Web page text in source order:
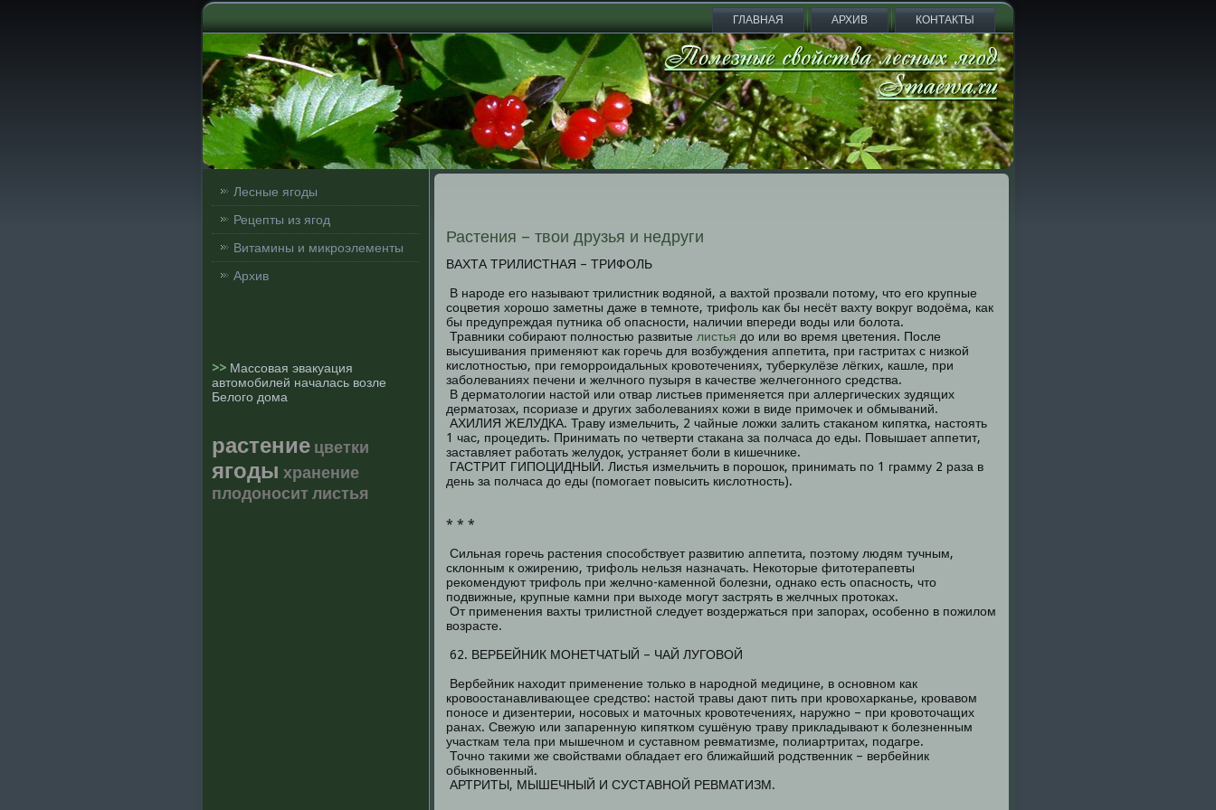
ГЛАВНАЯ АРХИВ КОНТАКТЫ
Лесные ягоды
Рецепты из ягод
Витамины и микроэлементы
Архив
>> Массовая эвакуация
автомобилей началась возле
Белого дома
растение цветки
ягоды хранение
плодоноситлистья
Растения – твои друзья и недруги
ВАХТА ТРИЛИСТНАЯ – ТРИФОЛЬ
В народе его называют трилистник водяной, а вахтой прозвали потому, что его крупные
соцветия хорошо заметны даже в темноте, трифоль как бы несёт вахту вокруг водоёма, как
бы предупреждая путника об опасности, наличии впереди воды или болота.
Травники собирают полностью развитые листья до или во время цветения. После
высушивания применяют как горечь для возбуждения аппетита, при гастритах с низкой
кислотностью, при геморроидальных кровотечениях, туберкулёзе лёгких, кашле, при
заболеваниях печени и желчного пузыря в качестве желчегонного средства.
В дерматологии настой или отвар листьев применяется при аллергических зудящих
дерматозах, псориазе и других заболеваниях кожи в виде примочек и обмываний.
АХИЛИЯ ЖЕЛУДКА. Траву измельчить, 2 чайные ложки залить стаканом кипятка, настоять
1 час, процедить. Принимать по четверти стакана за полчаса до еды. Повышает аппетит,
заставляет работать желудок, устраняет боли в кишечнике.
ГАСТРИТ ГИПОЦИДНЫЙ. Листья измельчить в порошок, принимать по 1 грамму 2 раза в
день за полчаса до еды (помогает повысить кислотность).
* * *
Сильная горечь растения способствует развитию аппетита, поэтому людям тучным,
склонным к ожирению, трифоль нельзя назначать. Некоторые фитотерапевты
рекомендуют трифоль при желчно-каменной болезни, однако есть опасность, что
подвижные, крупные камни при выходе могут застрять в желчных протоках.
От применения вахты трилистной следует воздержаться при запорах, особенно в пожилом
возрасте.
62. ВЕРБЕЙНИК МОНЕТЧАТЫЙ – ЧАЙ ЛУГОВОЙ
Вербейник находит применение только в народной медицине, в основном как
кровоостанавливающее средство: настой травы дают пить при кровохарканье, кровавом
поносе и дизентерии, носовых и маточных кровотечениях, наружно – при кровоточащих
ранах. Свежую или запаренную кипятком сушёную траву прикладывают к болезненным
участкам тела при мышечном и суставном ревматизме, полиартритах, подагре.
Точно такими же свойствами обладает его ближайший родственник – вербейник
обыкновенный.
АРТРИТЫ, МЫШЕЧНЫЙ И СУСТАВНОЙ РЕВМАТИЗМ.